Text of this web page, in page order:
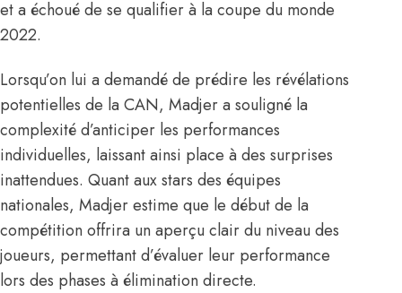
et a échoué de se qualifier à la coupe du monde
2022.
Lorsqu’on lui a demandé de prédire les révélations
potentielles de la CAN, Madjer a souligné la
complexité d’anticiper les performances
individuelles, laissant ainsi place à des surprises
inattendues. Quant aux stars des équipes
nationales, Madjer estime que le début de la
compétition offrira un aperçu clair du niveau des
joueurs, permettant d’évaluer leur performance
lors des phases à élimination directe.